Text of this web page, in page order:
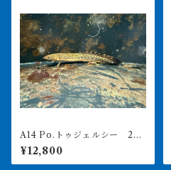
A14 Po.トゥジェルシー 20
㎝前後
¥12,800